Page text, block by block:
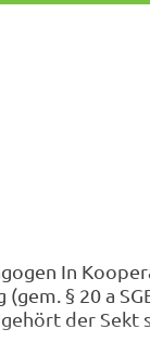
In
§ 20 a
der Sekt